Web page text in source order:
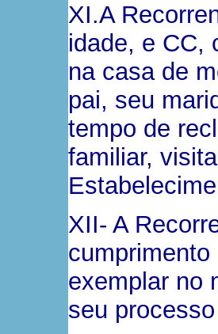
XI.A
idade, e CC,
na casa de
pai, seu
tempo de
familiar,
XII- A
exemplar no
seu